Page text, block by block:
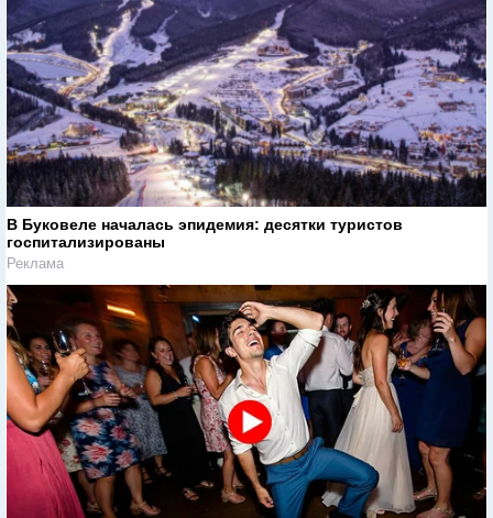
В Буковеле началась эпидемия: десятки туристов
госпитализированы
Реклама